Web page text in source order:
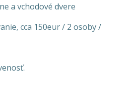
a vchodové dvere
cca 150eur / 2 osoby /